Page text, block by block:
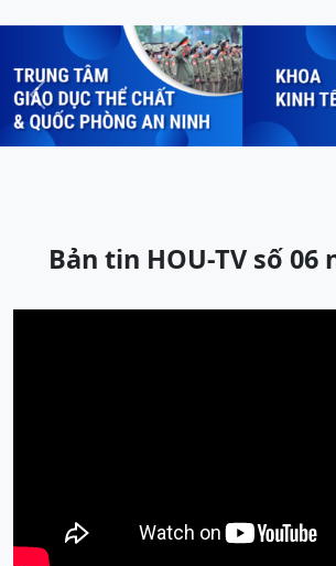
Previous
Bản tin HOU-TV số 06